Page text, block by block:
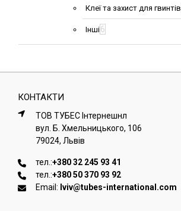
Клеї та захист для гвинтів
Інші6
КОНТАКТИ
ТОВ ТУБЕС Iнтернешнл
вул. Б. Хмельницького, 106
79024, Львiв
тел.:+380 32 245 93 41
тел.:+380 50 370 93 92
Email: lviv@tubes-international.com